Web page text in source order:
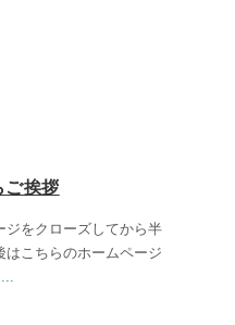
ご挨拶
ジをクローズしてから半
はこちらのホームページ
...